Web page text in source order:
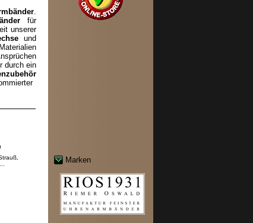
.
für
unserer
und
durch ein
Marken